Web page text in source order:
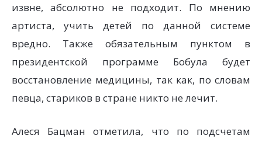
извне, абсолютно не подходит. По мнению
артиста, учить детей по данной системе
вредно. Также обязательным пунктом в
президентской программе Бобула будет
восстановление медицины, так как, по словам
певца, стариков в стране никто не лечит.
Алеся Бацман отметила, что по подсчетам